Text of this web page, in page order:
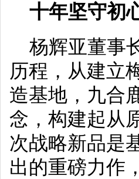
十年坚守初
杨辉亚董事
历程，从建立
造基地，九合
念，构建起从
次战略新品是
出的重磅力作